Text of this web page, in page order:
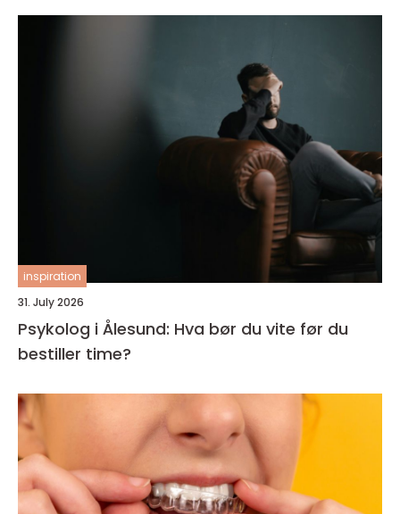
inspiration
31. July 2026
Psykolog i Ålesund: Hva bør du vite før du
bestiller time?